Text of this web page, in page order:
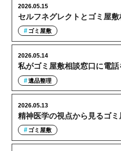
セルフネグレクトとゴミ屋
2026.05.15
ゴミ屋敷
私がゴミ屋敷相談窓口に電
2026.05.14
遺品整理
精神医学の視点から見るゴミ
2026.05.13
ゴミ屋敷